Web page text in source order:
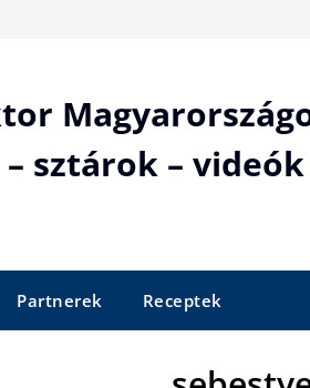
sztárok –
Partnerek Receptek